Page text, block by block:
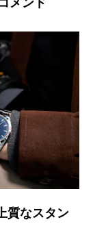
メンド
質なスタン